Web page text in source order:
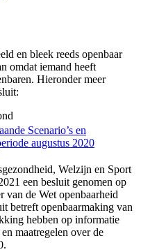
en bleek reeds openbaar
omdat iemand heeft
Hieronder meer
Scenario’s en
augustus 2020
Welzijn en Sport
een besluit genomen op
van de Wet openbaarheid
betreft openbaarmaking van
hebben op informatie
en maatregelen over de